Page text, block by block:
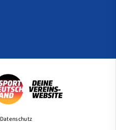
Datenschutz